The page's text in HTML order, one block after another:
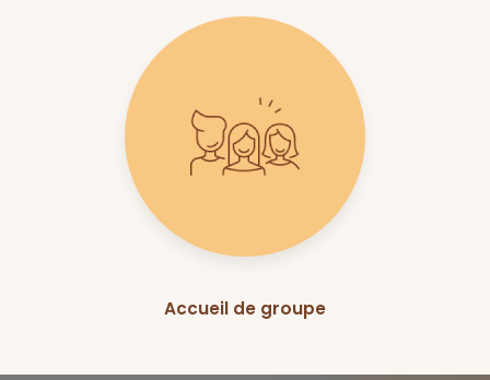
Accueil de groupe